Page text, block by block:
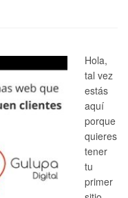
Hola,
tal vez
estás
aquí
porque
quieres
tener
tu
primer